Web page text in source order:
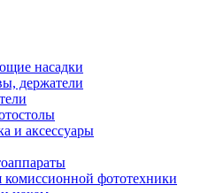
насадки
держатели
и аксессуары
комиссионной фототехники